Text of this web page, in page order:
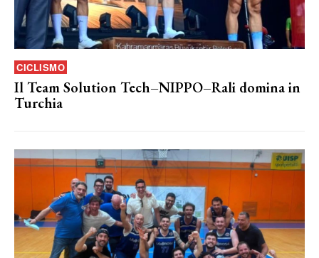
CICLISMO
Il Team Solution Tech–NIPPO–Rali domina in
Turchia